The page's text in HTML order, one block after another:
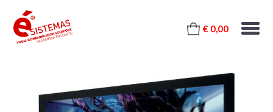
€ 0,00